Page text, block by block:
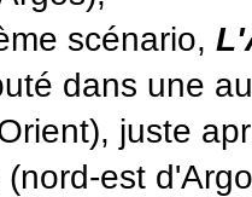
scénario,
dans une
juste
(nord-est